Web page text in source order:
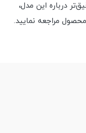
درباره این مدل،
مراجعه نمایید.